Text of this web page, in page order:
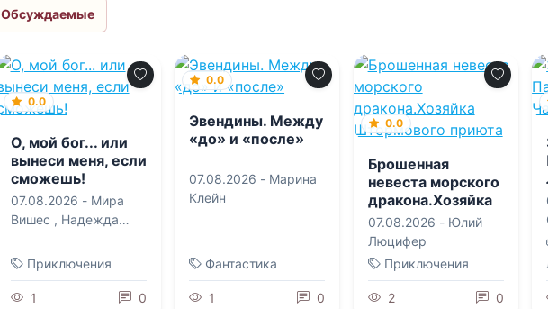
Обсуждаемые
0.0
О, мой бог... или
вынеси меня, если
сможешь!
07.08.2026 - Мира
Вишес , Надежда
Приключения
1 0
0.0
Эвендины. Между
«до» и «после»
07.08.2026 - Марина
Клейн
Фантастика
1 0
0.0
Брошенная
невеста морского
дракона.Хозяйка
Штормового
приюта
07.08.2026 - Юлий
Люцифер
Приключения
2 0